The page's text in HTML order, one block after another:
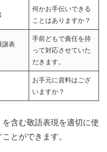
何かお手伝いできる
ことはありますか？
譲表
手前どもで責任を持
って対応させていた
だきます。
お手元に資料はござ
いますか？
含む敬語表現を適切に使
とができます。